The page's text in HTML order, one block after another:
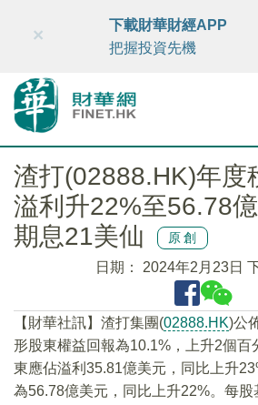
財華智庫網 FINTV FINMETA
×
下載財華財經APP
把握投資先機
渣打(02888.HK)年度
溢利升22%至56.78
期息21美仙
原創
日期： 2024年2月23日
【財華社訊】渣打集團(02888.HK)公
形股東權益回報為10.1%，上升2個百
東應佔溢利35.81億美元，同比上升
為56.78億美元，同比上升22%。每股